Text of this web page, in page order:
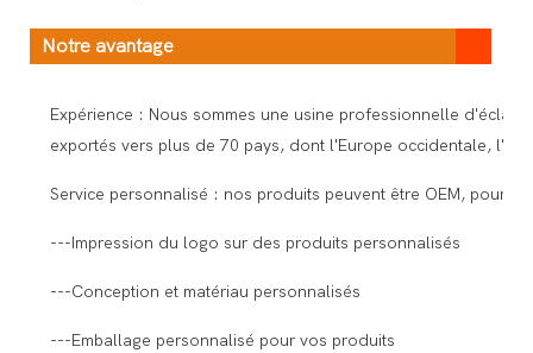
Notre avantage
Expérience : Nous sommes une usine professionnelle
exportés vers plus de 70 pays, dont l'Europe occidentale,
Service personnalisé : nos produits peuvent être OEM, pour
---Impression du logo sur des produits personnalisés
---Conception et matériau personnalisés
---Emballage personnalisé pour vos produits